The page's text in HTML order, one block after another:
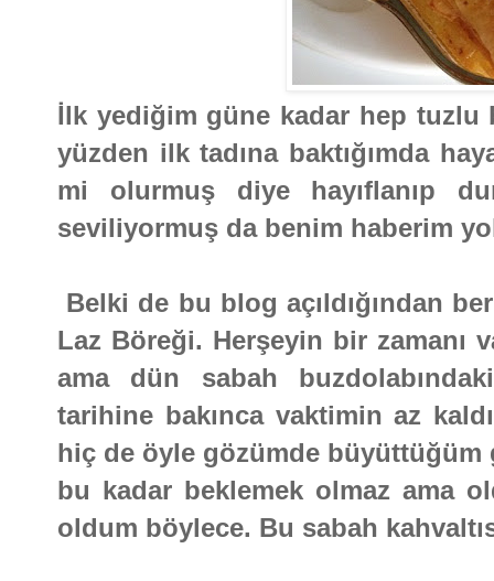
İlk yediğim güne kadar hep
yüzden ilk tadına baktığımda
mi olurmuş diye hayıflanıp
seviliyormuş da benim haberim
Belki de bu blog açıldığından
Laz Böreği. Herşeyin bir zamanı
ama dün sabah
tarihine bakınca vaktimin az
hiç de öyle gözümde
bu kadar beklemek olmaz ama
oldum böylece. Bu sabah